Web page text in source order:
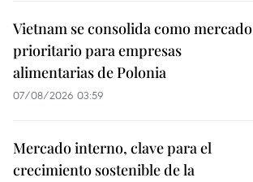
Vietnam se consolida como mercado
prioritario para empresas
alimentarias de Polonia
07/08/2026 03:59
Mercado interno, clave para el
crecimiento sostenible de la